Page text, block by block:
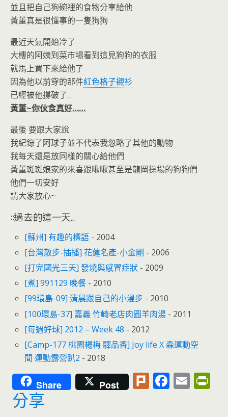
並且把自己狗碗裡的食物分享給他
黃董真是很懂事的一隻狗狗
最近天氣開始冷了
大樓的阿姨到菜市場看到這見狗狗的衣服
就馬上買下來給他了
因為他以前穿的那件紅色格子襯衫
已經被他撐破了…
黃董~你伙食真好……
最後 要跟大家說
我紀錄了阿球子並不代表我忽略了其他的動物
我每天還是放同樣的關心給他們
黃董斑斑娘家的來喜跟啾啾甚至是龍岡操場的狗狗們
他們一切安好
請大家放心~
::過去的這一天...
[蘇州] 有趣的標語 - 2004
[台灣散步-插播] 花蓮名產-小金剛 - 2006
[打完國光三天] 發燒與感冒症狀 - 2009
[煮] 991129 晚餐 - 2010
[99環島-09] 清晨跟自己的小漫步 - 2010
[100環島-37] 嘉義 竹崎老店肉圓羊肉湯 - 2011
[每週好球] 2012 – Week 48 - 2012
[Camp-177 桃園楊梅 驛品香] Joy life X 森運動空
間 運動露營趴2 - 2018
Share Post Pl F E
分享